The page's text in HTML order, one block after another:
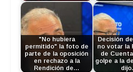
"No hubiera
permitido" la foto de
parte de la oposición
en rechazo a la
Rendición de…
Decisión
no votar la
de
golpe a la